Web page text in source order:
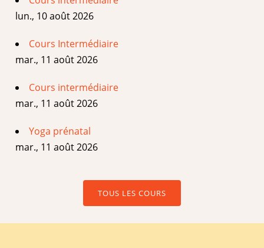
lun., 10 août 2026
Cours Intermédiaire
mar., 11 août 2026
Cours intermédiaire
mar., 11 août 2026
Yoga prénatal
mar., 11 août 2026
TOUS LES COURS